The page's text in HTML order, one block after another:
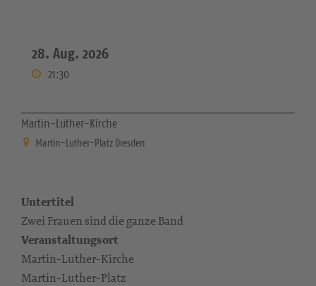
28. Aug. 2026
21:30
Martin-Luther-Kirche
Martin-Luther-Platz Dresden
Untertitel
Zwei Frauen sind die ganze Band
Veranstaltungsort
Martin-Luther-Kirche
Martin-Luther-Platz